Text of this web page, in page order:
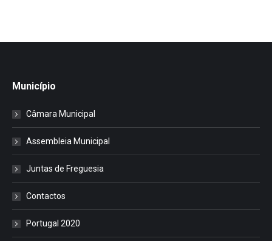
Município
Câmara Municipal
Assembleia Municipal
Juntas de Freguesia
Contactos
Portugal 2020